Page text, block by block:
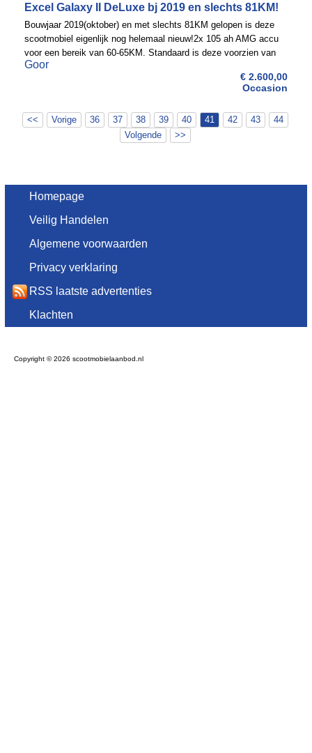
Excel Galaxy II DeLuxe bj 2019 en slechts 81KM!
Bouwjaar 2019(oktober) en met slechts 81KM gelopen is deze
scootmobiel eigenlijk nog helemaal nieuw!2x 105 ah AMG accu
voor een bereik van 60-65KM. Standaard is deze voorzien van
2x 73 ah(bereik 35-40km).De nieuwste scootmobiel uit de Exel ...
Goor
€ 2.600,00
Occasion
<< Vorige 36 37 38 39 40 41 42 43
44
Volgende
>>
Homepage
Veilig Handelen
Algemene voorwaarden
Privacy verklaring
RSS laatste advertenties
Klachten
Copyright © 2026 scootmobielaanbod.nl